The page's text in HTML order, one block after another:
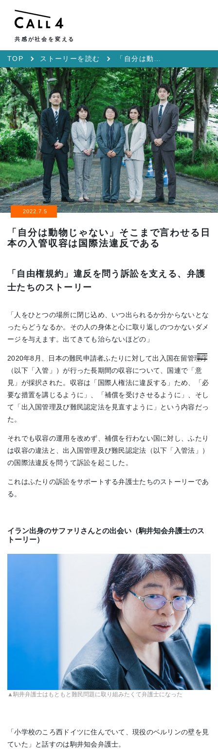
共感が社会を変える
TOP ストーリーを読む
「自分は動物じゃない」そこまで言わせる日
本の入管収容は国際法違反である
2022.7.5
「自由権規約」違反を問う訴訟を支える、弁護
士たちのストーリー
「人をひとつの場所に閉じ込め、いつ出られるか分からないとな
ったらどうなるか。その人の身体と心に取り返しのつかないダメ
ージを与えます。出てきても治らないほどの」
2020年8月、日本の難民申請者ふたりに対して出入国在留管理庁
（以下「入管」）が行った長期間の収容について、国連で「意
見」が採択された。収容は「国際人権法に違反する」ため、「必
要な措置を講じるように」、「補償を受けさせるように」、そし
て「出入国管理及び難民認定法を見直すように」という内容だっ
た。
それでも収容の運用を改めず、補償を行わない国に対し、ふたり
は収容の違法と、出入国管理及び難民認定法（以下「入管法」）
の国際法違反を問うて訴訟を起こした。
これはふたりの訴訟をサポートする弁護士たちのストーリーであ
る。
イラン出身のサファリさんとの出会い（駒井知会弁護士のス
トーリー）
▲駒井弁護士はもともと難民問題に取り組みたくて弁護士になった
「小学校のころ西ドイツに住んでいて、現役のベルリンの壁を見
ていた」と話すのは駒井知会弁護士。